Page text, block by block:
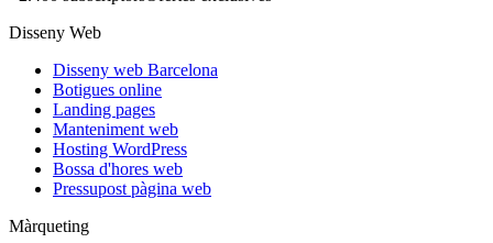
Disseny Web
Disseny web Barcelona
Botigues online
Landing pages
Manteniment web
Hosting WordPress
Bossa d'hores web
Pressupost pàgina web
Màrqueting